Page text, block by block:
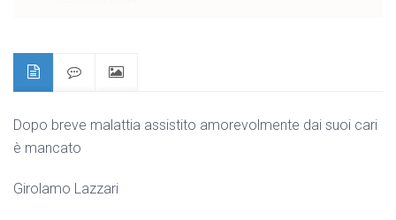
Dopo breve malattia assistito amorevolmente dai suoi cari
è mancato
Girolamo Lazzari